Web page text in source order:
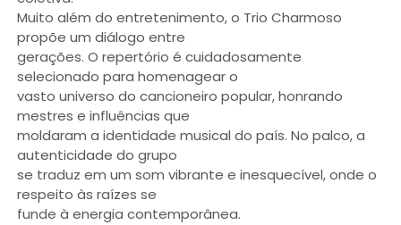
Muito além do entretenimento, o Trio Charmoso
propõe um diálogo entre
gerações. O repertório é cuidadosamente
selecionado para homenagear o
vasto universo do cancioneiro popular, honrando
mestres e influências que
moldaram a identidade musical do país. No palco, a
autenticidade do grupo
se traduz em um som vibrante e inesquecível, onde o
respeito às raízes se
funde à energia contemporânea.